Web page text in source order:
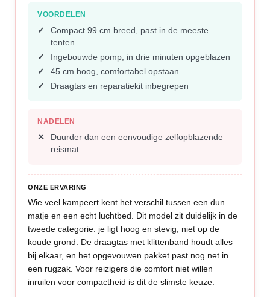
VOORDELEN
Compact 99 cm breed, past in de meeste
tenten
Ingebouwde pomp, in drie minuten opgeblazen
45 cm hoog, comfortabel opstaan
Draagtas en reparatiekit inbegrepen
NADELEN
Duurder dan een eenvoudige zelfopblazende
reismat
ONZE ERVARING
Wie veel kampeert kent het verschil tussen een dun
matje en een echt luchtbed. Dit model zit duidelijk in de
tweede categorie: je ligt hoog en stevig, niet op de
koude grond. De draagtas met klittenband houdt alles
bij elkaar, en het opgevouwen pakket past nog net in
een rugzak. Voor reizigers die comfort niet willen
inruilen voor compactheid is dit de slimste keuze.